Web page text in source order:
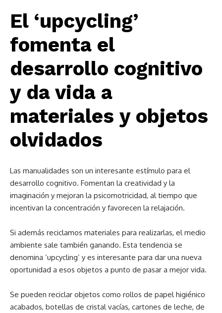
El ‘upcycling’
fomenta el
desarrollo cognitivo
y da vida a
materiales y objetos
olvidados
Las manualidades son un interesante estímulo para el
desarrollo cognitivo. Fomentan la creatividad y la
imaginación y mejoran la psicomotricidad, al tiempo que
incentivan la concentración y favorecen la relajación.
Si además reciclamos materiales para realizarlas, el medio
ambiente sale también ganando. Esta tendencia se
denomina ‘upcycling’ y es interesante para dar una nueva
oportunidad a esos objetos a punto de pasar a mejor vida.
Se pueden reciclar objetos como rollos de papel higiénico
acabados, botellas de cristal vacías, cartones de leche, de